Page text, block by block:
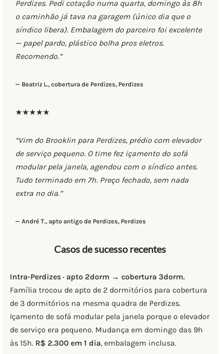
Perdizes. Pedi cotação numa quarta, domingo às 8h
o caminhão já tava na garagem (único dia que o
síndico libera). Embalagem do parceiro foi excelente
— papel pardo, plástico bolha pros eletros.
Recomendo.”
— Beatriz L., cobertura de Perdizes, Perdizes
★★★★★
“Vim do Brooklin para Perdizes, prédio com elevador
de serviço pequeno. O time fez içamento do sofá
modular pela janela, agendou com o síndico antes.
Tudo terminado em 7h. Preço fechado, sem nada
extra no dia.”
— André T., apto antigo de Perdizes, Perdizes
Casos de sucesso recentes
Intra-Perdizes · apto 2dorm → cobertura 3dorm.
Família trocou de apto de 2 dormitórios para cobertura
de 3 dormitórios na mesma quadra de Perdizes.
Içamento de sofá modular pela janela porque o elevador
de serviço era pequeno. Mudança em domingo das 9h
às 15h. R$ 2.300 em 1 dia, embalagem inclusa.